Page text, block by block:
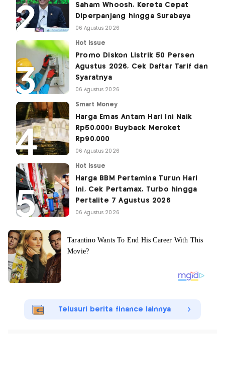
Saham Whoosh, Kereta Cepat
Diperpanjang hingga Surabaya
06 Agustus 2026
Hot Issue
Promo Diskon Listrik 50 Persen
Agustus 2026, Cek Daftar Tarif dan
Syaratnya
06 Agustus 2026
Smart Money
Harga Emas Antam Hari Ini Naik
Rp50.000! Buyback Meroket
Rp90.000
06 Agustus 2026
Hot Issue
Harga BBM Pertamina Turun Hari
Ini, Cek Pertamax, Turbo hingga
Pertalite 7 Agustus 2026
06 Agustus 2026
Telusuri berita finance lainnya